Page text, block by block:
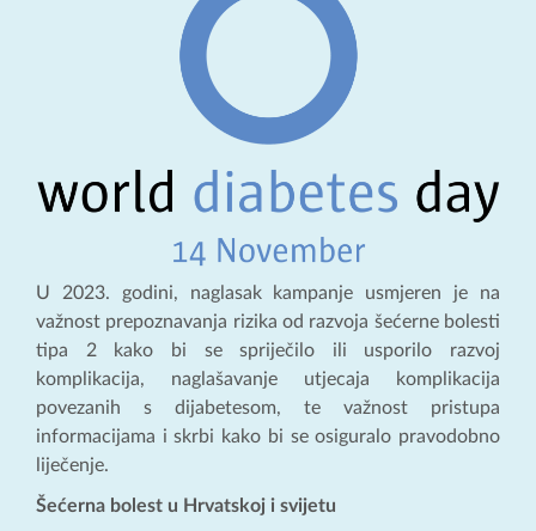
U 2023. godini, naglasak kampanje usmjeren je na
važnost prepoznavanja rizika od razvoja šećerne bolesti
tipa 2 kako bi se spriječilo ili usporilo razvoj
komplikacija, naglašavanje utjecaja komplikacija
povezanih s dijabetesom, te važnost pristupa
informacijama i skrbi kako bi se osiguralo pravodobno
liječenje.
Šećerna bolest u Hrvatskoj i svijetu